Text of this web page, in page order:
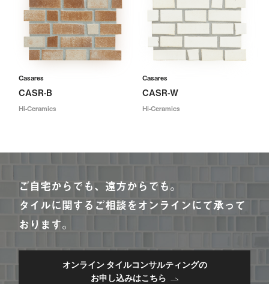
Casares
CASR-B
Hi-Ceramics
Casares
CASR-W
Hi-Ceramics
ご自宅からでも、遠方からでも。
タイルに関するご相談をオンラインにて承って
おります。
オンライン タイルコンサルティングの
お申し込みはこちら